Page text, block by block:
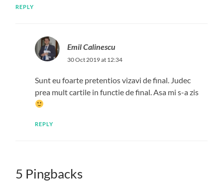
REPLY
Emil Calinescu
30 Oct 2019 at 12:34
Sunt eu foarte pretentios vizavi de final. Judec
prea mult cartile in functie de final. Asa mi s-a zis
REPLY
5 Pingbacks